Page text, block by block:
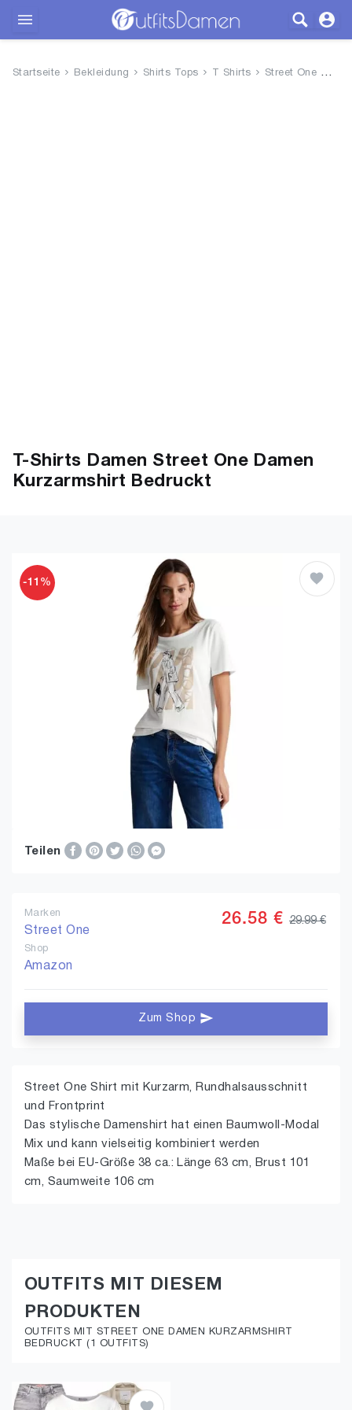
Startseite Bekleidung Shirts Tops T Shirts Street One Damen Kurzarmshirt ...
T-Shirts Damen Street One Damen
Kurzarmshirt Bedruckt
-11%
Teilen
Marken
Street One
Shop
Amazon
26.58 € 29.99 €
Zum Shop
Street One Shirt mit Kurzarm, Rundhalsausschnitt
und Frontprint
Das stylische Damenshirt hat einen Baumwoll-Modal
Mix und kann vielseitig kombiniert werden
Maße bei EU-Größe 38 ca.: Länge 63 cm, Brust 101
cm, Saumweite 106 cm
OUTFITS MIT DIESEM
PRODUKTEN
OUTFITS MIT STREET ONE DAMEN KURZARMSHIRT
BEDRUCKT (1 OUTFITS)